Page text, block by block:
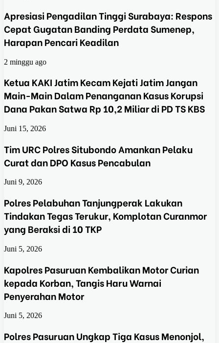
Apresiasi Pengadilan Tinggi Surabaya: Respons
Cepat Gugatan Banding Perdata Sumenep,
Harapan Pencari Keadilan
2 minggu ago
Ketua KAKI Jatim Kecam Kejati Jatim Jangan
Main-Main Dalam Penanganan Kasus Korupsi
Dana Pakan Satwa Rp 10,2 Miliar di PD TS KBS
Juni 15, 2026
Tim URC Polres Situbondo Amankan Pelaku
Curat dan DPO Kasus Pencabulan
Juni 9, 2026
Polres Pelabuhan Tanjungperak Lakukan
Tindakan Tegas Terukur, Komplotan Curanmor
yang Beraksi di 10 TKP
Juni 5, 2026
Kapolres Pasuruan Kembalikan Motor Curian
kepada Korban, Tangis Haru Warnai
Penyerahan Motor
Juni 5, 2026
Polres Pasuruan Ungkap Tiga Kasus Menonjol,